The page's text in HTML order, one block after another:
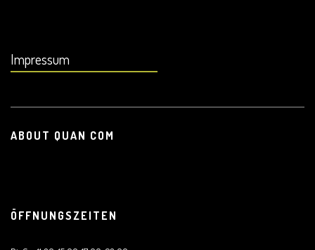
Impressum
ABOUT QUAN COM
ÖFFNUNGSZEITEN